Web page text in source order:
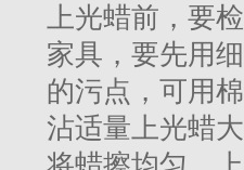
上光蜡前，要
家具，要先用
的污点，可用
沾适量上光蜡